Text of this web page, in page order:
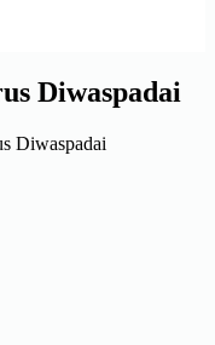
Diwaspadai